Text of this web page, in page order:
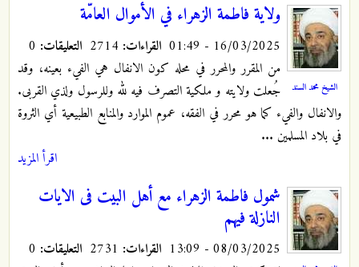
الشيخ محمد السند
ولاية فاطمة الزهراء في الأموال العامّة
16/03/2025 - 01:49 القراءات: التعليقات:
من المقرر والمحرر في محله كون الانفال هي الفيء بعينه، وقد
جُعلت ولايته و ملكية التصرف فيه لله وللرسول ولذي القربى.
والانفال والفيء كما هو محرر في الفقه، عموم الموارد والمنابع الطبيعية أي الثروة
في بلاد المسلمين ...
اقرأ المزيد
شمول فاطمة الزهراء مع أهل البيت فى الايات
النازلة فيهم
08/03/2025 - 13:09 القراءات: التعليقات: